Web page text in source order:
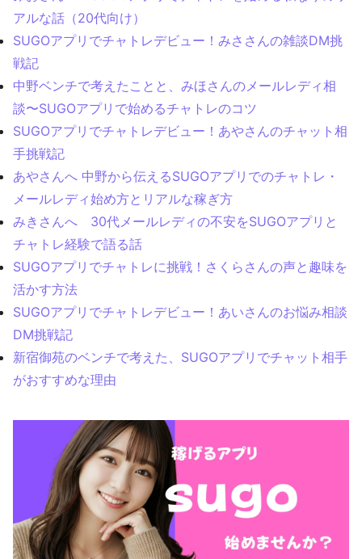
アルな話（20代向け）
SUGOアプリでチャトレデビュー！みささんの雑談DM挑
戦記
中野ベンチで考えたことと、みほさんのメールレディ相
談〜SUGOアプリで始めるチャトレのコツ
SUGOアプリでチャトレデビュー！あやさんのチャット相
手挑戦記
あやさんへ 中野から伝えるSUGOアプリでのチャトレ・
メールレディ始め方とリアルな稼ぎ方
みきさんへ 30代メールレディの不安をSUGOアプリと
チャトレ経験で語る話
SUGOアプリでチャトレに挑戦！さくらさんの声と趣味を
活かす方法
SUGOアプリでチャトレデビュー！あいさんのお悩み相談
DM挑戦記
新宿御苑のベンチで考えた、SUGOアプリでチャット相手
がおすすめな理由